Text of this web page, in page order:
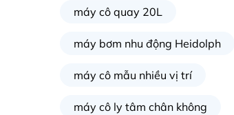
máy cô quay 20L
máy bơm nhu động Heidolph
máy cô mẫu nhiều vị trí
máy cô ly tâm chân không